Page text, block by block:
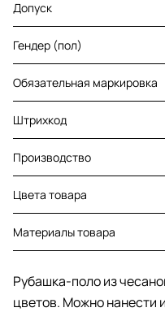
Допуск
Гендер (пол)
Обязательная маркировка
Штрихкод
Производство
Цвета товара
Материалы товара
Рубашка-поло из
цветов. Можно нанести